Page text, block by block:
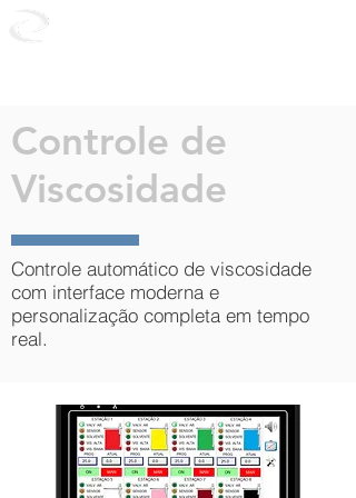
Controle de
Viscosidade
Controle automático de viscosidade
com interface moderna e
personalização completa em tempo
real.